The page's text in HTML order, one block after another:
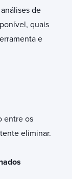
de
quais
e
entre os
eliminar.